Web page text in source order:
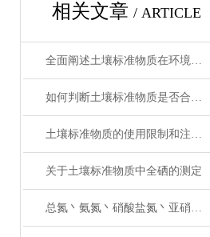
相关文章 / ARTICLE
全面阐述土壤标准物质在环境分析与农业检测中的工作原理与使用维护指南
如何判断土壤标准物质是否合格？
土壤标准物质的使用限制和注意事项
关于土壤标准物质中全硒的测定
总氮丶氨氮丶硝酸盐氮丶亚硝酸盐氮丶凯式氮分不清楚？